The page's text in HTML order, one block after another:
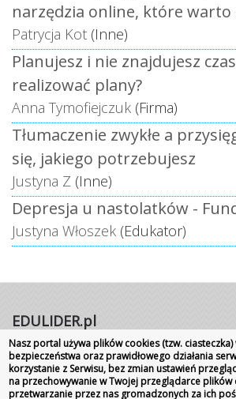
narzędzia online, które warto
Patrycja Kot (Inne)
Planujesz i nie znajdujesz
realizować plany?
Anna Tymofiejczuk (Firma)
Tłumaczenie zwykłe a
się, jakiego potrzebujesz
Justyna Z (Inne)
Depresja u nastolatków -
Justyna Włoszek (Edukator)
EDULIDER.pl
Portal internetowy | Rok założenia
Wszelkie prawa zastrzeżone|
szkoły
Nasz portal używa plików cookies (tzw. ciasteczka)
bezpieczeństwa oraz prawidłowego działania
korzystanie z Serwisu, bez zmian ustawień
na przechowywanie w Twojej przeglądarce plików
przetwarzanie przez nas gromadzonych za ich